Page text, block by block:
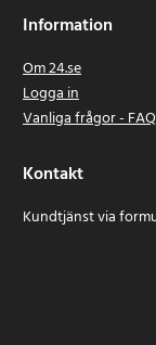
Information
Om 24.se
Logga in
Vanliga frågor - FAQ
Kontakt
Kundtjänst via